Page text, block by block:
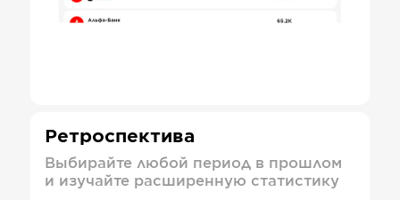
Ретроспектива
Выбирайте любой период в прошлом
и изучайте расширенную статистику